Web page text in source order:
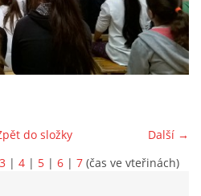
Další →
do složky
3 | 4 | 5 | 6 | 7 (čas ve vteřinách)